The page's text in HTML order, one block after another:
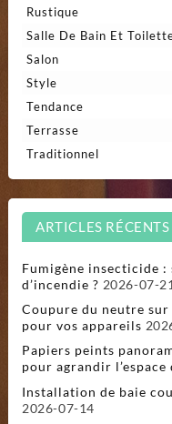
Rustique
Salle De Bain Et
Salon
Style
Tendance
Terrasse
Traditionnel
ARTICLES RÉCENTS
Fumigène insecticide
d’incendie ? 2026-07-21
Coupure du neutre
pour vos appareils
Papiers peints
pour agrandir l’espace
Installation de baie
2026-07-14